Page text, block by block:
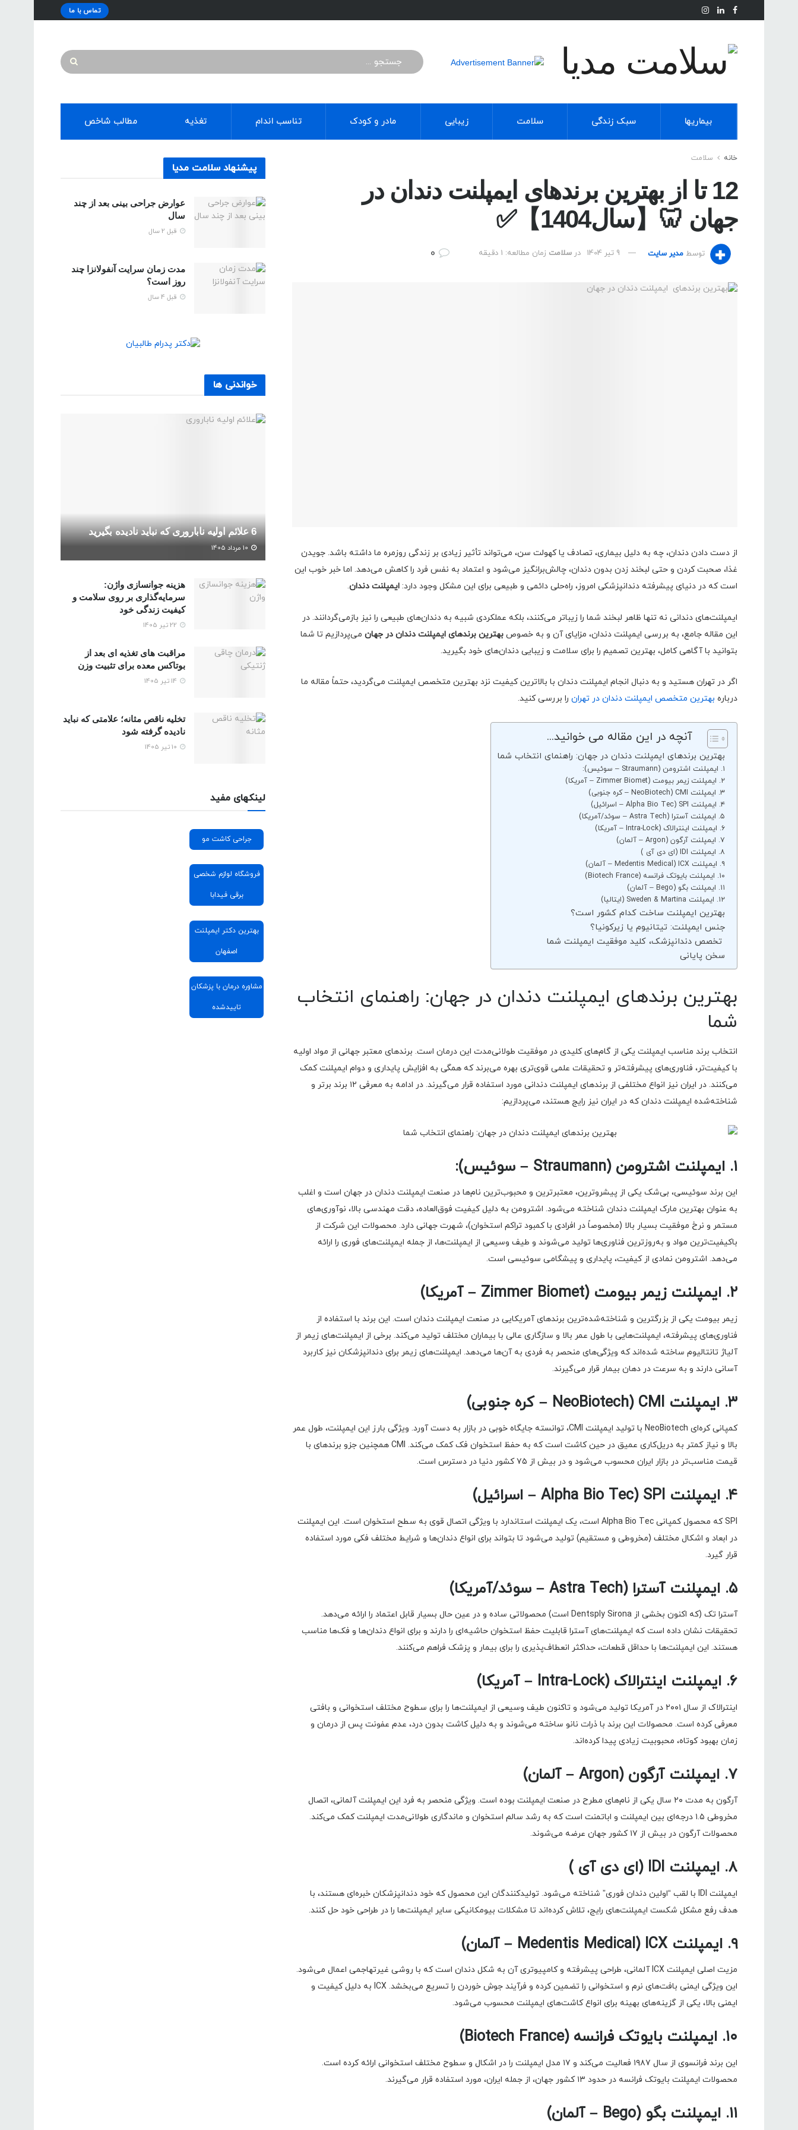
تماس با ما
بیماریها سبک زندگی سلامت زیبایی مادر و کودک تناسب اندام تغذیه مطالب شاخص
خانه سلامت
12 تا از بهترین برندهای ایمپلنت دندان در
جهان 🦷【سال1404】✅
توسط مدیر سایت 9 تیر 1404 در سلامت زمان مطالعه: 1 دقیقه
از دست دادن دندان، چه به دلیل بیماری، تصادف یا کهولت سن، می‌تواند تأثیر زیادی بر زندگی روزمره ما داشته باشد. جویدن
غذا، صحبت کردن و حتی لبخند زدن بدون دندان، چالش‌برانگیز می‌شود و اعتماد به نفس فرد را کاهش می‌دهد. اما خبر خوب این
است که در دنیای پیشرفته دندانپزشکی امروز، راه‌حلی دائمی و طبیعی برای این مشکل وجود دارد: ایمپلنت دندان.
ایمپلنت‌های دندانی نه تنها ظاهر لبخند شما را زیباتر می‌کنند، بلکه عملکردی شبیه به دندان‌های طبیعی را نیز بازمی‌گردانند. در
این مقاله جامع، به بررسی ایمپلنت دندان، مزایای آن و به خصوص بهترین برندهای ایمپلنت دندان در جهان می‌پردازیم تا شما
بتوانید با آگاهی کامل، بهترین تصمیم را برای سلامت و زیبایی دندان‌های خود بگیرید.
اگر در تهران هستید و به دنبال انجام ایمپلنت دندان با بالاترین کیفیت نزد بهترین متخصص ایمپلنت می‌گردید، حتماً مقاله ما
درباره بهترین متخصص ایمپلنت دندان در تهران را بررسی کنید.
آنچه در این مقاله می خوانید...
بهترین برندهای ایمپلنت دندان در جهان: راهنمای انتخاب شما
۱. ایمپلنت اشترومن (Straumann – سوئیس):
۲. ایمپلنت زیمر بیومت (Zimmer Biomet – آمریکا)
۳. ایمپلنت CMI (NeoBiotech – کره جنوبی)
۴. ایمپلنت SPI (Alpha Bio Tec – اسرائیل)
۵. ایمپلنت آسترا (Astra Tech – سوئد/آمریکا)
۶. ایمپلنت اینترالاک (Intra-Lock – آمریکا)
۷. ایمپلنت آرگون (Argon – آلمان)
۸. ایمپلنت IDI (ای دی آی )
۹. ایمپلنت ICX (Medentis Medical – آلمان)
۱۰. ایمپلنت بایوتک فرانسه (Biotech France)
۱۱. ایمپلنت بگو (Bego – آلمان)
۱۲. ایمپلنت Sweden & Martina (ایتالیا)
بهترین ایمپلنت ساخت کدام کشور است؟
جنس ایمپلنت: تیتانیوم یا زیرکونیا؟
تخصص دندانپزشک، کلید موفقیت ایمپلنت شما
سخن پایانی
بهترین برندهای ایمپلنت دندان در جهان: راهنمای انتخاب
شما
انتخاب برند مناسب ایمپلنت یکی از گام‌های کلیدی در موفقیت طولانی‌مدت این درمان است. برندهای معتبر جهانی از مواد اولیه
با کیفیت‌تر، فناوری‌های پیشرفته‌تر و تحقیقات علمی قوی‌تری بهره می‌برند که همگی به افزایش پایداری و دوام ایمپلنت کمک
می‌کنند. در ایران نیز انواع مختلفی از برندهای ایمپلنت دندانی مورد استفاده قرار می‌گیرند. در ادامه به معرفی ۱۲ برند برتر و
شناخته‌شده ایمپلنت دندان که در ایران نیز رایج هستند، می‌پردازیم:
۱. ایمپلنت اشترومن (Straumann – سوئیس):
این برند سوئیسی، بی‌شک یکی از پیشروترین، معتبرترین و محبوب‌ترین نام‌ها در صنعت ایمپلنت دندان در جهان است و اغلب
به عنوان بهترین مارک ایمپلنت دندان شناخته می‌شود. اشترومن به دلیل کیفیت فوق‌العاده، دقت مهندسی بالا، نوآوری‌های
مستمر و نرخ موفقیت بسیار بالا (مخصوصاً در افرادی با کمبود تراکم استخوان)، شهرت جهانی دارد. محصولات این شرکت از
باکیفیت‌ترین مواد و به‌روزترین فناوری‌ها تولید می‌شوند و طیف وسیعی از ایمپلنت‌ها، از جمله ایمپلنت‌های فوری را ارائه
می‌دهد. اشترومن نمادی از کیفیت، پایداری و پیشگامی سوئیسی است.
۲. ایمپلنت زیمر بیومت (Zimmer Biomet – آمریکا)
زیمر بیومت یکی از بزرگترین و شناخته‌شده‌ترین برندهای آمریکایی در صنعت ایمپلنت دندان است. این برند با استفاده از
فناوری‌های پیشرفته، ایمپلنت‌هایی با طول عمر بالا و سازگاری عالی با بیماران مختلف تولید می‌کند. برخی از ایمپلنت‌های زیمر از
آلیاژ تانتالیوم ساخته شده‌اند که ویژگی‌های منحصر به فردی به آن‌ها می‌دهد. ایمپلنت‌های زیمر برای دندانپزشکان نیز کاربرد
آسانی دارند و به سرعت در دهان بیمار قرار می‌گیرند.
۳. ایمپلنت CMI (NeoBiotech – کره جنوبی)
کمپانی کره‌ای NeoBiotech با تولید ایمپلنت CMI، توانسته جایگاه خوبی در بازار به دست آورد. ویژگی بارز این ایمپلنت، طول عمر
بالا و نیاز کمتر به دریل‌کاری عمیق در حین کاشت است که به حفظ استخوان فک کمک می‌کند. CMI همچنین جزو برندهای با
قیمت مناسب‌تر در بازار ایران محسوب می‌شود و در بیش از ۷۵ کشور دنیا در دسترس است.
۴. ایمپلنت SPI (Alpha Bio Tec – اسرائیل)
SPI که محصول کمپانی Alpha Bio Tec است، یک ایمپلنت استاندارد با ویژگی اتصال قوی به سطح استخوان است. این ایمپلنت
در ابعاد و اشکال مختلف (مخروطی و مستقیم) تولید می‌شود تا بتواند برای انواع دندان‌ها و شرایط مختلف فکی مورد استفاده
قرار گیرد.
۵. ایمپلنت آسترا (Astra Tech – سوئد/آمریکا)
آسترا تک (که اکنون بخشی از Dentsply Sirona است) محصولاتی ساده و در عین حال بسیار قابل اعتماد را ارائه می‌دهد.
تحقیقات نشان داده است که ایمپلنت‌های آسترا قابلیت حفظ استخوان حاشیه‌ای را دارند و برای انواع دندان‌ها و فک‌ها مناسب
هستند. این ایمپلنت‌ها با حداقل قطعات، حداکثر انعطاف‌پذیری را برای بیمار و پزشک فراهم می‌کنند.
۶. ایمپلنت اینترالاک (Intra-Lock – آمریکا)
اینترالاک از سال ۲۰۰۱ در آمریکا تولید می‌شود و تاکنون طیف وسیعی از ایمپلنت‌ها را برای سطوح مختلف استخوانی و بافتی
معرفی کرده است. محصولات این برند با ذرات نانو ساخته می‌شوند و به دلیل کاشت بدون درد، عدم عفونت پس از درمان و
زمان بهبود کوتاه، محبوبیت زیادی پیدا کرده‌اند.
۷. ایمپلنت آرگون (Argon – آلمان)
آرگون به مدت ۲۰ سال یکی از نام‌های مطرح در صنعت ایمپلنت بوده است. ویژگی منحصر به فرد این ایمپلنت آلمانی، اتصال
مخروطی ۱.۵ درجه‌ای بین ایمپلنت و اباتمنت است که به رشد سالم استخوان و ماندگاری طولانی‌مدت ایمپلنت کمک می‌کند.
محصولات آرگون در بیش از ۱۷ کشور جهان عرضه می‌شوند.
۸. ایمپلنت IDI (ای دی آی )
ایمپلنت IDI با لقب “اولین دندان فوری” شناخته می‌شود. تولیدکنندگان این محصول که خود دندانپزشکان خبره‌ای هستند، با
هدف رفع مشکل شکست ایمپلنت‌های رایج، تلاش کرده‌اند تا مشکلات بیومکانیکی سایر ایمپلنت‌ها را در طراحی خود حل کنند.
۹. ایمپلنت ICX (Medentis Medical – آلمان)
مزیت اصلی ایمپلنت ICX آلمانی، طراحی پیشرفته و کامپیوتری آن به شکل دندان است که با روشی غیرتهاجمی اعمال می‌شود.
این ویژگی ایمنی بافت‌های نرم و استخوانی را تضمین کرده و فرآیند جوش خوردن را تسریع می‌بخشد. ICX به دلیل کیفیت و
ایمنی بالا، یکی از گزینه‌های بهینه برای انواع کاشت‌های ایمپلنت محسوب می‌شود.
۱۰. ایمپلنت بایوتک فرانسه (Biotech France)
این برند فرانسوی از سال ۱۹۸۷ فعالیت می‌کند و ۱۷ مدل ایمپلنت را در اشکال و سطوح مختلف استخوانی ارائه کرده است.
محصولات ایمپلنت بایوتک فرانسه در حدود ۱۳ کشور جهان، از جمله ایران، مورد استفاده قرار می‌گیرند.
۱۱. ایمپلنت بگو (Bego – آلمان)
پیشنهاد سلامت مدیا
عوارض جراحی بینی بعد از چند
سال
قبل 2 سال
مدت زمان سرایت آنفولانزا چند
روز است؟
قبل 4 سال
خواندنی ها
6 علائم اولیه ناباروری که نباید نادیده بگیرید
هزینه جوانسازی واژن:
سرمایه‌گذاری بر روی سلامت و
کیفیت زندگی خود
مراقبت های تغذیه ای بعد از
بوتاکس معده برای تثبیت وزن
تخلیه ناقص مثانه؛ علامتی که نباید
نادیده گرفته شود
لینکهای مفید
جراحی کاشت مو
فروشگاه لوازم شخصی
برقی فیدابا
بهترین دکتر ایمپلنت
اصفهان
مشاوره درمان با پزشکان
تاییدشده